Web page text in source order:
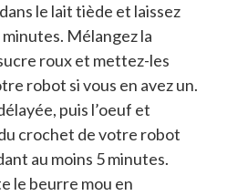
le lait tiède et laissez
Mélangez la
roux et mettez-les
robot si vous en avez un.
puis l’oeuf et
du crochet de votre robot
au moins 5 minutes.
le beurre mou en